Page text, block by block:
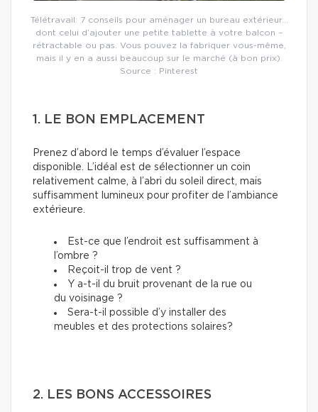
Télétravail: 7 conseils pour aménager un bureau extérieur…
dont celui d’ajouter une petite tablette à votre balcon –
rétractable ou pas. Vous pouvez la fabriquer vous-même,
mais il y en a aussi beaucoup sur le marché (à bon prix).
Source : Pinterest
1. LE BON EMPLACEMENT
Prenez d’abord le temps d’évaluer l’espace
disponible. L’idéal est de sélectionner un coin
relativement calme, à l’abri du soleil direct, mais
suffisamment lumineux pour profiter de l’ambiance
extérieure.
Est-ce que l’endroit est suffisamment à
l’ombre ?
Reçoit-il trop de vent ?
Y a-t-il du bruit provenant de la rue ou
du voisinage ?
Sera-t-il possible d’y installer des
meubles et des protections solaires?
2. LES BONS ACCESSOIRES